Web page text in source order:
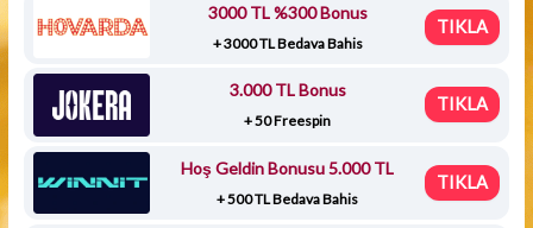
3000 TL %300 Bonus
+ 3000 TL Bedava Bahis
TIKLA
3.000 TL Bonus
+ 50 Freespin
TIKLA
Hoş Geldin Bonusu 5.000 TL
+ 500 TL Bedava Bahis
TIKLA